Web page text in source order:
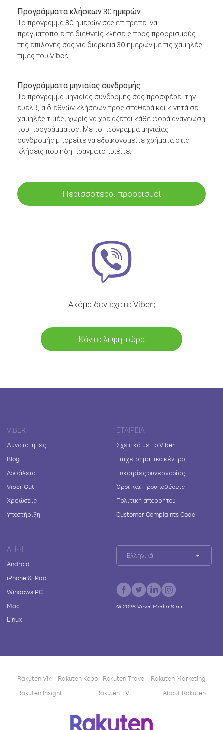
Προγράμματα κλήσεων 30 ημερών
Το πρόγραμμα 30 ημερών σάς επιτρέπει να
πραγματοποιείτε διεθνείς κλήσεις προς προορισμούς
της επιλογής σας για διάρκεια 30 ημερών με τις χαμηλές
τιμές του Viber.
Προγράμματα μηνιαίας συνδρομής
Το πρόγραμμα μηνιαίας συνδρομής σάς προσφέρει την
ευελιξία διεθνών κλήσεων προς σταθερά και κινητά σε
χαμηλές τιμές, χωρίς να χρειάζεται κάθε φορά ανανέωση
του προγράμματος. Με το πρόγραμμα μηνιαίας
συνδρομής μπορείτε να εξοικονομείτε χρήματα στις
κλήσεις που ήδη πραγματοποιείτε.
Περισσότεροι προορισμοί
Ακόμα δεν έχετε Viber;
Κάντε λήψη τώρα
VIBER
Δυνατότητες
Blog
Ασφάλεια
Viber Out
Χρεώσεις
Υποστήριξη
ΕΤΑΙΡΕΊΑ
Σχετικά με το Viber
Επιχειρηματικό κέντρο
Ευκαιρίες συνεργασίας
Όροι και Προϋποθέσεις
Πολιτική απορρήτου
Customer Complaints Code
ΛΉΨΗ
Android
iPhone & iPad
Windows PC
Mac
Linux
Ελληνικά
© 2026Viber Media S.à r.l.
Rakuten Viki Rakuten Kobo Rakuten Travel
Rakuten Marketing
Rakuten Insight
Rakuten TV About Rakuten